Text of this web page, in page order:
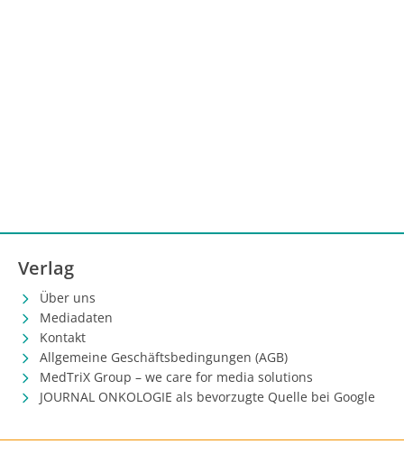
Verlag
Über uns
Mediadaten
Kontakt
Allgemeine Geschäftsbedingungen (AGB)
MedTriX Group – we care for media solutions
JOURNAL ONKOLOGIE als bevorzugte Quelle bei Google